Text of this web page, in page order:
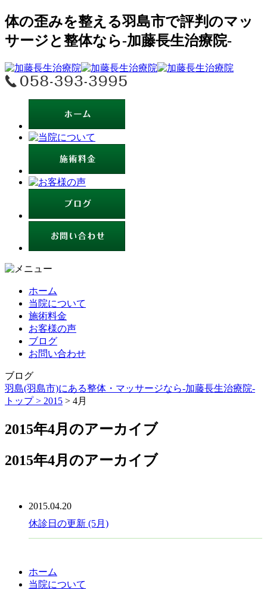
体の歪みを整える羽島市で評判のマッ
サージと整体なら-加藤長生治療院-
ホーム
当院について
施術料金
お客様の声
ブログ
お問い合わせ
ブログ
羽島(羽島市)にある整体・マッサージなら-加藤長生治療院-
トップ > 2015 > 4月
2015年4月のアーカイブ
2015年4月のアーカイブ
2015.04.20
休診日の更新 (5月)
ホーム
当院について